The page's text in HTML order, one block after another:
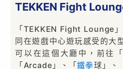
TEKKEN Fight
「TEKKEN Fight Lounge
同在遊戲中心遊玩感受的大
可以在這個大廳中，前往
「Arcade」、「鐵拳球」、